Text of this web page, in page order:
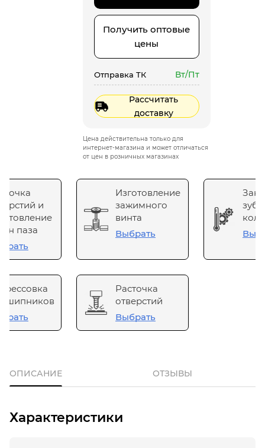
Получить оптовые
цены
Отправка ТК Вт/Пт
Рассчитать
доставку
Цена действительна только для
интернет-магазина и может отличаться
от цен в розничных магазинах
и
паза
Изготовление
зажимного
винта
Выбрать
Расточка
отверстий
Выбрать
ОПИСАНИЕ ОТЗЫВЫ
Характеристики